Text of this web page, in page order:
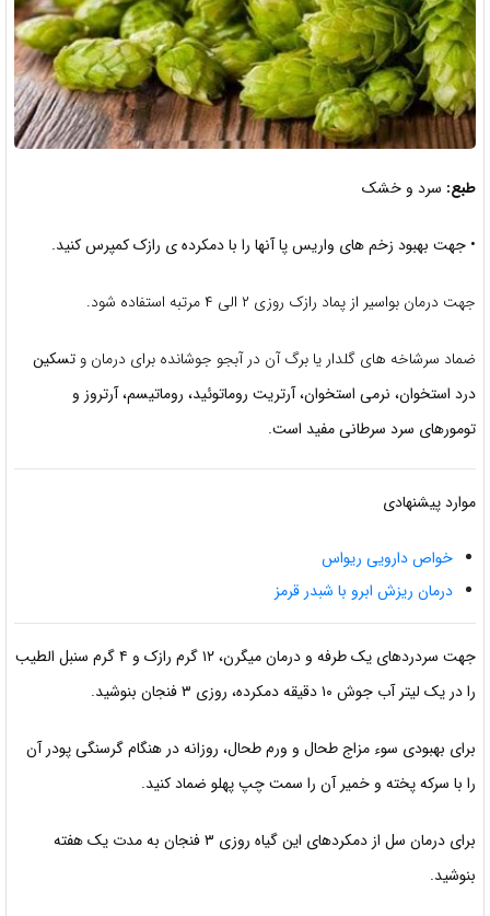
طبع: سرد و خشک
• جهت بهبود زخم های واریس پا آنها را بادمکرده ی رازک کمپرس کنید.
جهت درمان بواسیر از پماد رازک روزی ۲ الى ۴ مرتبه استفاده شود.
ضماد سرشاخه های گلدار یا برگ آن در آبجو جوشانده برای درمان و تسکین
درد استخوان، نرمی استخوان، آرتریت روماتوئید، روماتیسم، آرتروز و
تومورهای سرد سرطانی مفید است.
موارد پیشنهادی
خواص دارویی ریواس
درمان ریزش ابرو با شبدر قرمز
جهت سردردهای یک طرفه و درمان میگرن، ۱۲ گرم رازک و ۴ گرم
سنبل الطیب
را در یک لیتر آب جوش ۱۰ دقیقه دمکرده، روزی ۳ فنجان بنوشید.
برای بهبودی سوء مزاج طحال و ورم طحال، روزانه در هنگام گرسنگی پودرآن
را با سرکه پخته و خمیر آن را سمت چپ پهلو ضماد کنید.
برای درمان سل از دمکردهای این گیاه روزی ۳ فنجان به مدت یک هفته
بنوشید.